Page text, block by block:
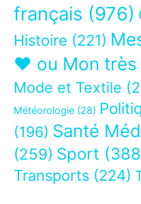
français (976)
Histoire (221)
❤ ou Mon très
Mode et Textile
Météorologie (28)
(196) Santé
(259) Sport
Transports (224)